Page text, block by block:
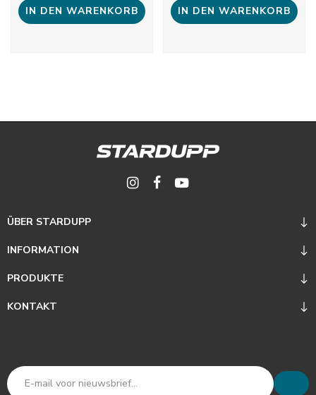
IN DEN WARENKORB IN DEN WARENKORB
ÜBER STARDUPP
INFORMATION
PRODUKTE
KONTAKT